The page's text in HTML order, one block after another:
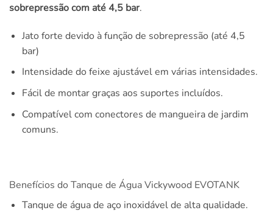
sobrepressão com até 4,5 bar.
Jato forte devido à função de sobrepressão (até 4,5
bar)
Intensidade do feixe ajustável em várias intensidades.
Fácil de montar graças aos suportes incluídos.
Compatível com conectores de mangueira de jardim
comuns.
Benefícios do Tanque de Água Vickywood EVOTANK
Tanque de água de aço inoxidável de alta qualidade.